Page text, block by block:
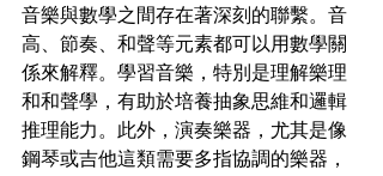
音樂與數學之間存在著深刻的聯繫。音
高、節奏、和聲等元素都可以用數學關
係來解釋。學習音樂，特別是理解樂理
和和聲學，有助於培養抽象思維和邏輯
推理能力。此外，演奏樂器，尤其是像
鋼琴或吉他這類需要多指協調的樂器，